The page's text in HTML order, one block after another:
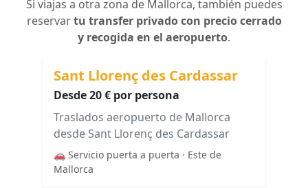
Si viajas a otra zona de Mallorca, también puedes
reservartu transfer privado con precio cerrado
y recogida en el aeropuerto.
Sant Llorenç des Cardassar
Desde 20 € por persona
Traslados aeropuerto de Mallorca
desde Sant Llorenç des Cardassar
🚗 Servicio puerta a puerta · Este de
Mallorca